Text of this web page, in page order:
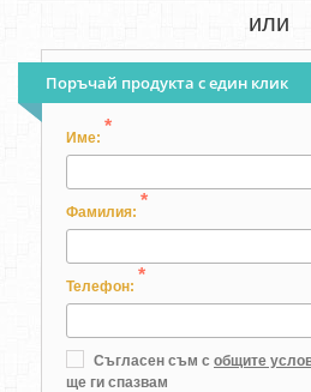
или
Поръчай продукта с един клик
Име:
*
Фамилия:
*
Телефон:
*
Съгласен съм с общите
ще ги спазвам